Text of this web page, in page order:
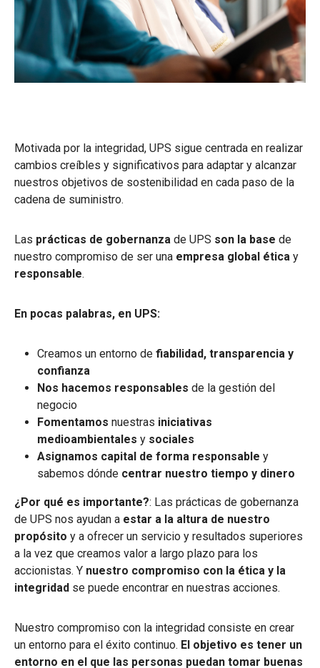
Motivada por la integridad, UPS sigue centrada en realizar
cambios creíbles y significativos para adaptar y alcanzar
nuestros objetivos de sostenibilidad en cada paso de la
cadena de suministro.
Las prácticas de gobernanza de UPS son la base de
nuestro compromiso de ser una empresa global ética y
responsable.
En pocas palabras, en UPS:
Creamos un entorno de fiabilidad, transparencia y
confianza
Nos hacemos responsables de la gestión del
negocio
Fomentamos nuestras iniciativas
medioambientales y sociales
Asignamos capital de forma responsable y
sabemos dónde centrar nuestro tiempo y dinero
¿Por qué es importante?: Las prácticas de gobernanza
de UPS nos ayudan a estar a la altura de nuestro
propósito y a ofrecer un servicio y resultados superiores
a la vez que creamos valor a largo plazo para los
accionistas. Y nuestro compromiso con la ética y la
integridad se puede encontrar en nuestras acciones.
Nuestro compromiso con la integridad consiste en crear
un entorno para el éxito continuo. El objetivo es tener un
entorno en el que las personas puedan tomar buenas